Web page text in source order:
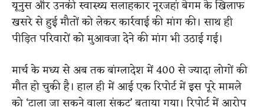
यूनुस और उनकी स्वास्थ्य सलाहकार नूरजहां बेगम के खिलाफ
खसरे से हुई मौतों को लेकर कार्रवाई की मांग की। साथ ही
पीड़ित परिवारों को मुआवजा देने की मांग भी उठाई गई।
मार्च के मध्य से अब तक बांग्लादेश में 400 से ज्यादा लोगों की
मौत हो चुकी है। हाल ही में आई एक रिपोर्ट में इस पूरे मामले
को ‘टाला जा सकने वाला संकट’ बताया गया। रिपोर्ट में आरोप